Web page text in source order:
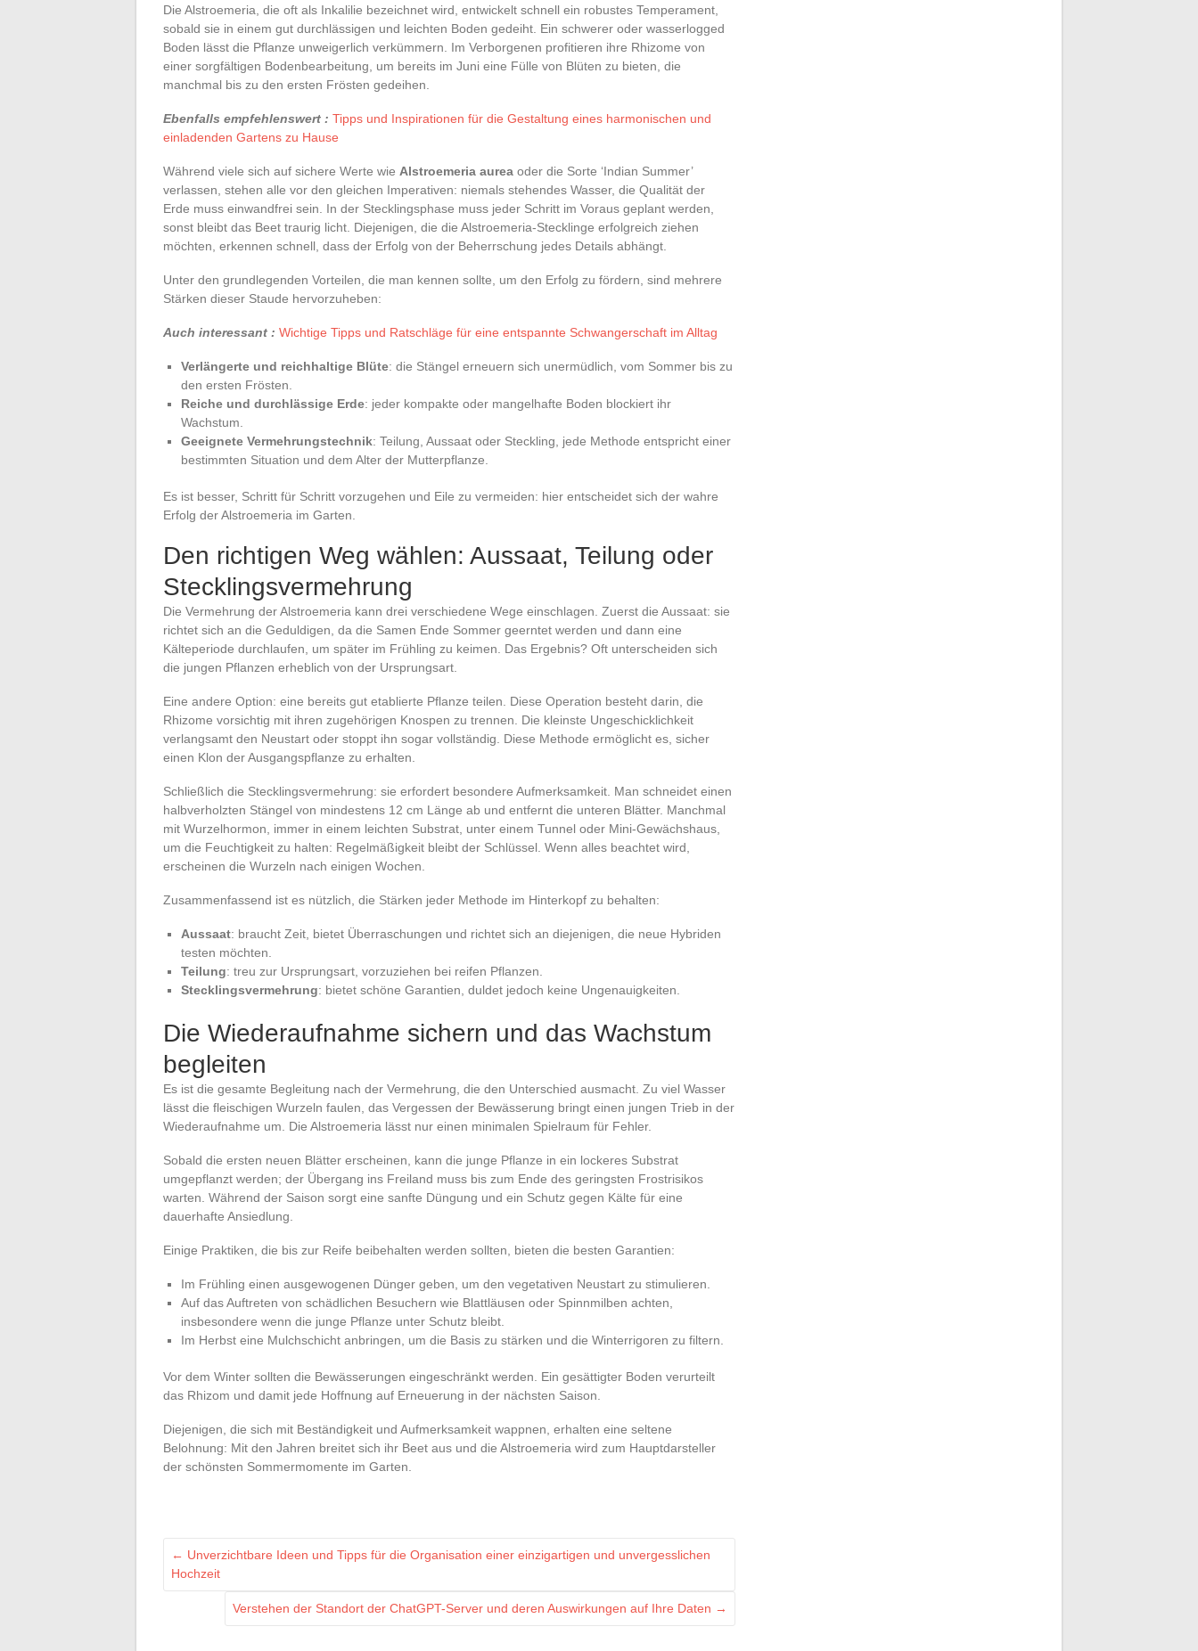
Die Alstroemeria, die oft als Inkalilie bezeichnet wird, entwickelt schnell ein robustes Temperament,
sobald sie in einem gut durchlässigen und leichten Boden gedeiht. Ein schwerer oder wasserlogged
Boden lässt die Pflanze unweigerlich verkümmern. Im Verborgenen profitieren ihre Rhizome von
einer sorgfältigen Bodenbearbeitung, um bereits im Juni eine Fülle von Blüten zu bieten, die
manchmal bis zu den ersten Frösten gedeihen.
Ebenfalls empfehlenswert : Tipps und Inspirationen für die Gestaltung eines harmonischen und
einladenden Gartens zu Hause
Während viele sich auf sichere Werte wie Alstroemeria aurea oder die Sorte ‘Indian Summer’
verlassen, stehen alle vor den gleichen Imperativen: niemals stehendes Wasser, die Qualität der
Erde muss einwandfrei sein. In der Stecklingsphase muss jeder Schritt im Voraus geplant werden,
sonst bleibt das Beet traurig licht. Diejenigen, die die Alstroemeria-Stecklinge erfolgreich ziehen
möchten, erkennen schnell, dass der Erfolg von der Beherrschung jedes Details abhängt.
Unter den grundlegenden Vorteilen, die man kennen sollte, um den Erfolg zu fördern, sind mehrere
Stärken dieser Staude hervorzuheben:
Auch interessant : Wichtige Tipps und Ratschläge für eine entspannte Schwangerschaft im Alltag
Verlängerte und reichhaltige Blüte: die Stängel erneuern sich unermüdlich, vom Sommer bis zu
den ersten Frösten.
Reiche und durchlässige Erde: jeder kompakte oder mangelhafte Boden blockiert ihr
Wachstum.
Geeignete Vermehrungstechnik: Teilung, Aussaat oder Steckling, jede Methode entspricht einer
bestimmten Situation und dem Alter der Mutterpflanze.
Es ist besser, Schritt für Schritt vorzugehen und Eile zu vermeiden: hier entscheidet sich der wahre
Erfolg der Alstroemeria im Garten.
Den richtigen Weg wählen: Aussaat, Teilung oder
Stecklingsvermehrung
Die Vermehrung der Alstroemeria kann drei verschiedene Wege einschlagen. Zuerst die Aussaat: sie
richtet sich an die Geduldigen, da die Samen Ende Sommer geerntet werden und dann eine
Kälteperiode durchlaufen, um später im Frühling zu keimen. Das Ergebnis? Oft unterscheiden sich
die jungen Pflanzen erheblich von der Ursprungsart.
Eine andere Option: eine bereits gut etablierte Pflanze teilen. Diese Operation besteht darin, die
Rhizome vorsichtig mit ihren zugehörigen Knospen zu trennen. Die kleinste Ungeschicklichkeit
verlangsamt den Neustart oder stoppt ihn sogar vollständig. Diese Methode ermöglicht es, sicher
einen Klon der Ausgangspflanze zu erhalten.
Schließlich die Stecklingsvermehrung: sie erfordert besondere Aufmerksamkeit. Man schneidet einen
halbverholzten Stängel von mindestens 12 cm Länge ab und entfernt die unteren Blätter. Manchmal
mit Wurzelhormon, immer in einem leichten Substrat, unter einem Tunnel oder Mini-Gewächshaus,
um die Feuchtigkeit zu halten: Regelmäßigkeit bleibt der Schlüssel. Wenn alles beachtet wird,
erscheinen die Wurzeln nach einigen Wochen.
Zusammenfassend ist es nützlich, die Stärken jeder Methode im Hinterkopf zu behalten:
Aussaat: braucht Zeit, bietet Überraschungen und richtet sich an diejenigen, die neue Hybriden
testen möchten.
Teilung: treu zur Ursprungsart, vorzuziehen bei reifen Pflanzen.
Stecklingsvermehrung: bietet schöne Garantien, duldet jedoch keine Ungenauigkeiten.
Die Wiederaufnahme sichern und das Wachstum
begleiten
Es ist die gesamte Begleitung nach der Vermehrung, die den Unterschied ausmacht. Zu viel Wasser
lässt die fleischigen Wurzeln faulen, das Vergessen der Bewässerung bringt einen jungen Trieb in der
Wiederaufnahme um. Die Alstroemeria lässt nur einen minimalen Spielraum für Fehler.
Sobald die ersten neuen Blätter erscheinen, kann die junge Pflanze in ein lockeres Substrat
umgepflanzt werden; der Übergang ins Freiland muss bis zum Ende des geringsten Frostrisikos
warten. Während der Saison sorgt eine sanfte Düngung und ein Schutz gegen Kälte für eine
dauerhafte Ansiedlung.
Einige Praktiken, die bis zur Reife beibehalten werden sollten, bieten die besten Garantien:
Im Frühling einen ausgewogenen Dünger geben, um den vegetativen Neustart zu stimulieren.
Auf das Auftreten von schädlichen Besuchern wie Blattläusen oder Spinnmilben achten,
insbesondere wenn die junge Pflanze unter Schutz bleibt.
Im Herbst eine Mulchschicht anbringen, um die Basis zu stärken und die Winterrigoren zu filtern.
Vor dem Winter sollten die Bewässerungen eingeschränkt werden. Ein gesättigter Boden verurteilt
das Rhizom und damit jede Hoffnung auf Erneuerung in der nächsten Saison.
Diejenigen, die sich mit Beständigkeit und Aufmerksamkeit wappnen, erhalten eine seltene
Belohnung: Mit den Jahren breitet sich ihr Beet aus und die Alstroemeria wird zum Hauptdarsteller
der schönsten Sommermomente im Garten.
← Unverzichtbare Ideen und Tipps für die Organisation einer einzigartigen und unvergesslichen
Hochzeit
Verstehen der Standort der ChatGPT-Server und deren Auswirkungen auf Ihre Daten →